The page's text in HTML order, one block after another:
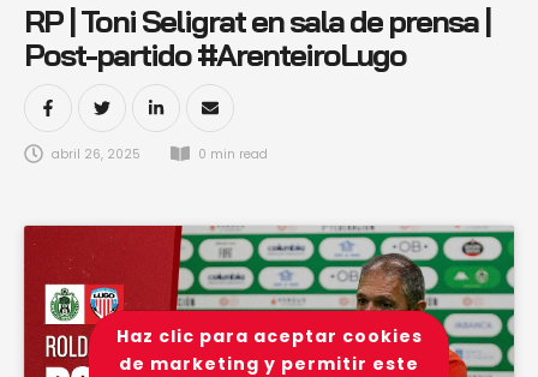
RP | Toni Seligrat en sala de prensa |
Post-partido #ArenteiroLugo
abril 26, 2025 0 min read
Haz clic para aceptar cookies
de marketing y permitir este